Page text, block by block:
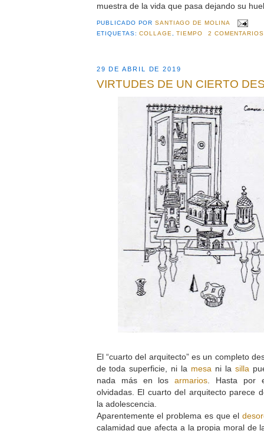
muestra de la vida que pasa dejando su
PUBLICADO PORSANTIAGO DE MOLINA
ETIQUETAS:COLLAGE ,TIEMPO 2
29 DE ABRIL DE 2019
VIRTUDES DE UN CIERTO
El “cuarto del arquitecto” es un completo
de toda superficie, ni la mesa ni la silla
nada más en losarmarios. Hasta
olvidadas. El cuarto del arquitecto parece
la adolescencia.
Aparentemente el problema es que el
calamidad que afecta a la propia moral de